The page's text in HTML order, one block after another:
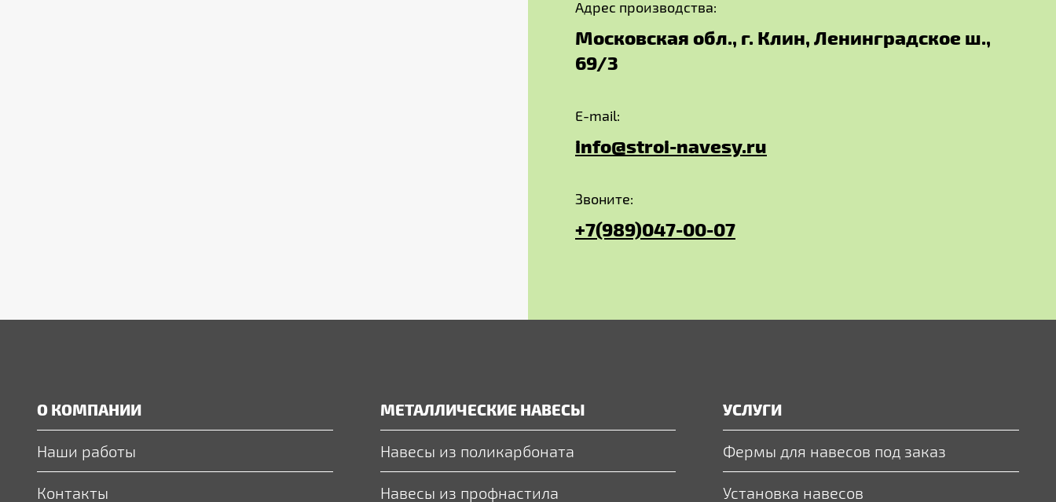
Адрес производства:
Московская обл., г. Клин, Ленинградское ш.,
69/3
E-mail:
info@stroi-navesy.ru
Звоните:
+7(989)047-00-07
О КОМПАНИИ
Наши работы
Контакты
МЕТАЛЛИЧЕСКИЕ НАВЕСЫ
Навесы из поликарбоната
Навесы из профнастила
УСЛУГИ
Фермы для навесов под заказ
Установка навесов